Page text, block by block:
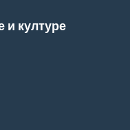
и културе